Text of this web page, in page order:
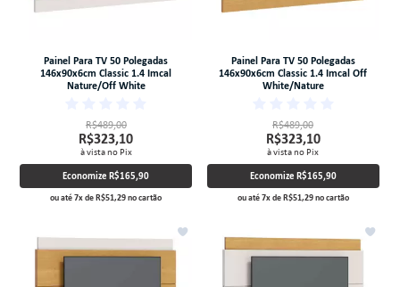
Painel Para TV 50 Polegadas
146x90x6cm Classic 1.4 Imcal
Nature/Off White
R$489,00
R$323,10
à vista no Pix
EconomizeR$165,90
ou até7xdeR$51,29no cartão
Painel Para TV 50 Polegadas
146x90x6cm Classic 1.4 Imcal Off
White/Nature
R$489,00
R$323,10
à vista no Pix
Economize R$165,90
ou até7xdeR$51,29no cartão